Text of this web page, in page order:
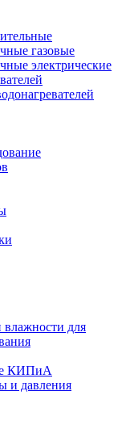
газовые
электрические
влажности для
КИПиА
и давления